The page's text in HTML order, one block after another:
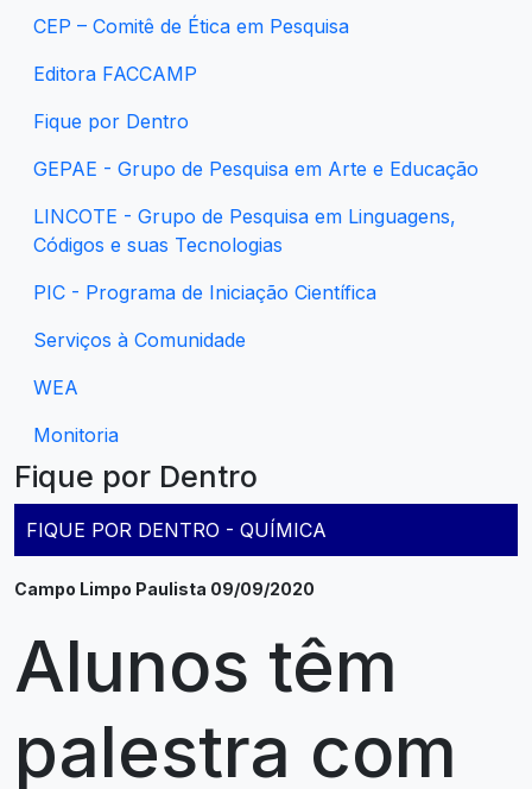
CEP – Comitê de Ética em Pesquisa
Editora FACCAMP
Fique por Dentro
GEPAE - Grupo de Pesquisa em Arte e Educação
LINCOTE - Grupo de Pesquisa em Linguagens,
Códigos e suas Tecnologias
PIC - Programa de Iniciação Científica
Serviços à Comunidade
WEA
Monitoria
Fique por Dentro
FIQUE POR DENTRO - QUÍMICA
Campo Limpo Paulista 09/09/2020
Alunos têm
palestra com